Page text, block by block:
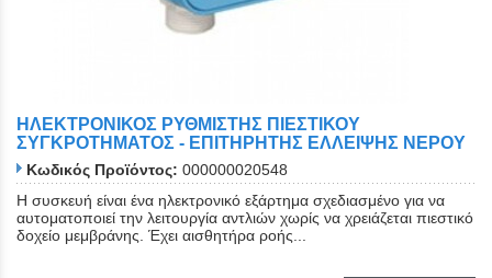
ΗΛΕΚΤΡΟΝΙΚΟΣ ΡΥΘΜΙΣΤΗΣ ΠΙΕΣΤΙΚΟΥ
ΣΥΓΚΡΟΤΗΜΑΤΟΣ - ΕΠΙΤΗΡΗΤΗΣ ΕΛΛΕΙΨΗΣ ΝΕΡΟΥ
Κωδικός Προϊόντος: 000000020548
Η συσκευή είναι ένα ηλεκτρονικό εξάρτημα σχεδιασμένο για να
αυτοματοποιεί την λειτουργία αντλιών χωρίς να χρειάζεται πιεστικό
δοχείο μεμβράνης. Έχει αισθητήρα ροής...